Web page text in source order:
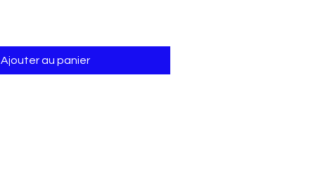
Ajouter au panier